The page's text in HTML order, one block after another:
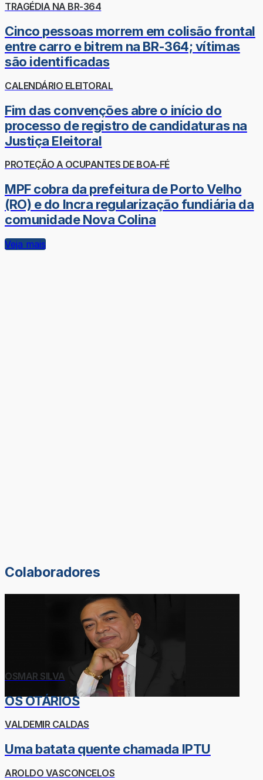
TRAGÉDIA NA BR-364
Cinco pessoas morrem em colisão frontal
entre carro e bitrem na BR-364; vítimas
são identificadas
CALENDÁRIO ELEITORAL
Fim das convenções abre o início do
processo de registro de candidaturas na
Justiça Eleitoral
PROTEÇÃO A OCUPANTES DE BOA-FÉ
MPF cobra da prefeitura de Porto Velho
(RO) e do Incra regularização fundiária da
comunidade Nova Colina
Veja mais
Colaboradores
OSMAR SILVA
OS OTÁRIOS
VALDEMIR CALDAS
Uma batata quente chamada IPTU
AROLDO VASCONCELOS